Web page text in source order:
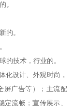
。
的。
的技术，行业的。
化设计、外观时尚，
屏广告等）；主流配
流畅；宣传展示、